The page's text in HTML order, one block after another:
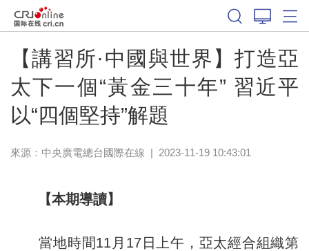
【講習所·中國與世界】打造亞
太下一個“黃金三十年” 習近平
以“四個堅持”解題
來源： 中央廣電總台國際在線 | 2023-11-19 10:43:01
【本期導讀】
當地時間11月17日上午，亞太經合組織第